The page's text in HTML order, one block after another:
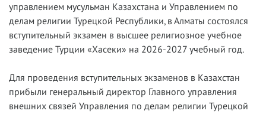
управлением мусульман Казахстана и Управлением по
делам религии Турецкой Республики, в Алматы состоялся
вступительный экзамен в высшее религиозное учебное
заведение Турции «Хасеки» на 2026-2027 учебный год.
Для проведения вступительных экзаменов в Казахстан
прибыли генеральный директор Главного управления
внешних связей Управления по делам религии Турецкой